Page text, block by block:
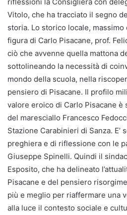
Vitolo, che ha tracciato il segno
storia. Lo storico locale,
figura di Carlo Pisacane, prof.
ciò che avvenne quella mattona
sottolineando la necessità di
mondo della scuola, nella
pensiero di Pisacane. Il profilo
valore eroico di Carlo Pisacane è
del maresciallo Francesco
Stazione Carabinieri di Sanza. E’
preghiera e di riflessione con le
Giuseppe Spinelli. Quindi il
Esposito, che ha delineato
Pisacane e del pensiero
più e meglio per riaffermare una
alla luce il contesto sociale e